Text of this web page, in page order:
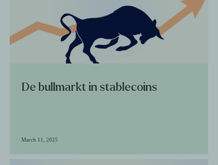
De bullmarkt in stablecoins
March 11, 2025